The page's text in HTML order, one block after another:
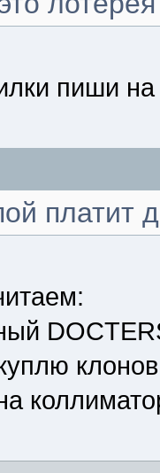
пиши на
платит